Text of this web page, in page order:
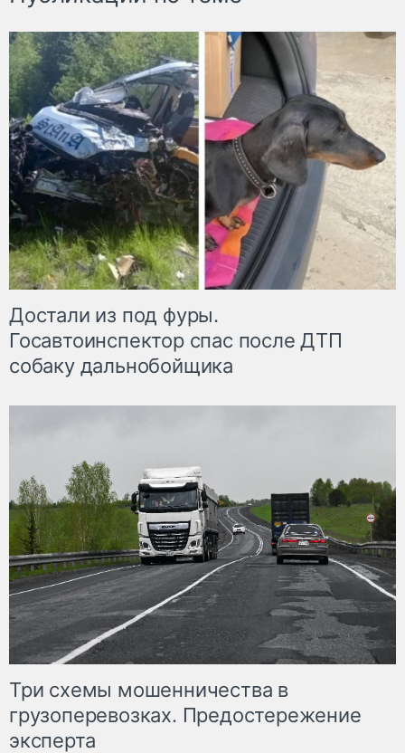
Достали из под фуры.
Госавтоинспектор спас после ДТП
собаку дальнобойщика
Три схемы мошенничества в
грузоперевозках. Предостережение
эксперта